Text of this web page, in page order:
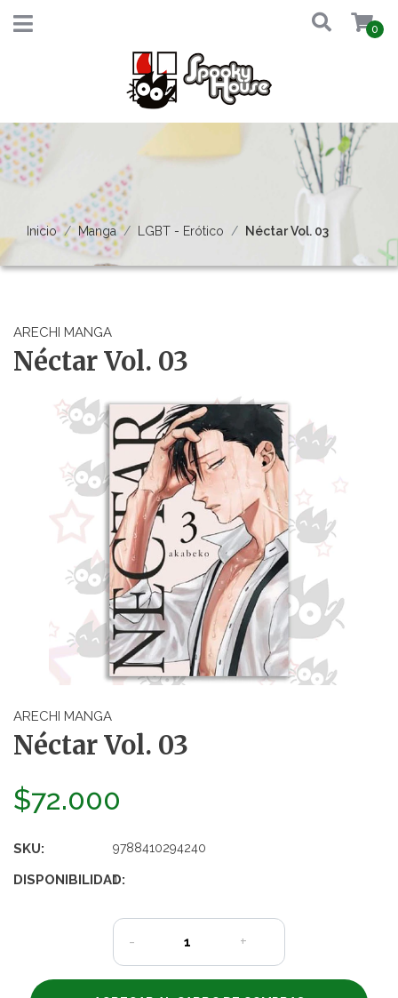
0
Inicio Manga LGBT - Erótico Néctar Vol. 03
ARECHI MANGA
Néctar Vol. 03
ARECHI MANGA
Néctar Vol. 03
$72.000
SKU: 9788410294240
DISPONIBILIDAD:
1
- +